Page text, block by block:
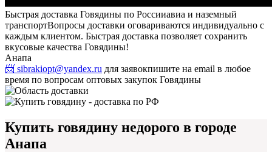
Быстрая доставка Говядины по Россииавиа и наземный
транспортВопросы доставки оговариваются индивидуально с
каждым клиентом. Быстрая доставка позволяет сохранить
вкусовые качества Говядины!
Анапа
📨 sibrakiopt@yandex.ru для заявокпишите на email в любое
время по вопросам оптовых закупок Говядины
Купить говядину недорого в городе
Анапа